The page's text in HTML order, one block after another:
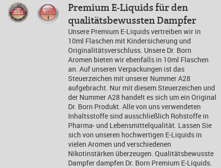
Premium E-Liquids für den
qualitätsbewussten Dampfer
Unsere Premium E-Liquids vertreiben wir in
10ml Flaschen mit Kindersicherung und
Originalitätsverschluss. Unsere Dr. Born
Aromen bieten wir ebenfalls in 10ml Flaschen
an. Auf unseren Verpackungen ist das
Steuerzeichen mit unserer Nummer A28
aufgebracht. Nur mit diesem Steuerzeichen und
der Nummer A28 handelt es sich um ein Original
Dr. Born Produkt. Alle von uns verwendeten
Inhaltsstoffe sind ausschließlich Rohstoffe in
Pharma- und Lebensmittelqualität. Lassen Sie
sich von unseren hochwertigen E-Liquids in
vielen Aromen und verschiedenen
Nikotinstärken überzeugen. Qualitätsbewusste
Dampfer dampfen Dr. Born Premium E-Liquids.